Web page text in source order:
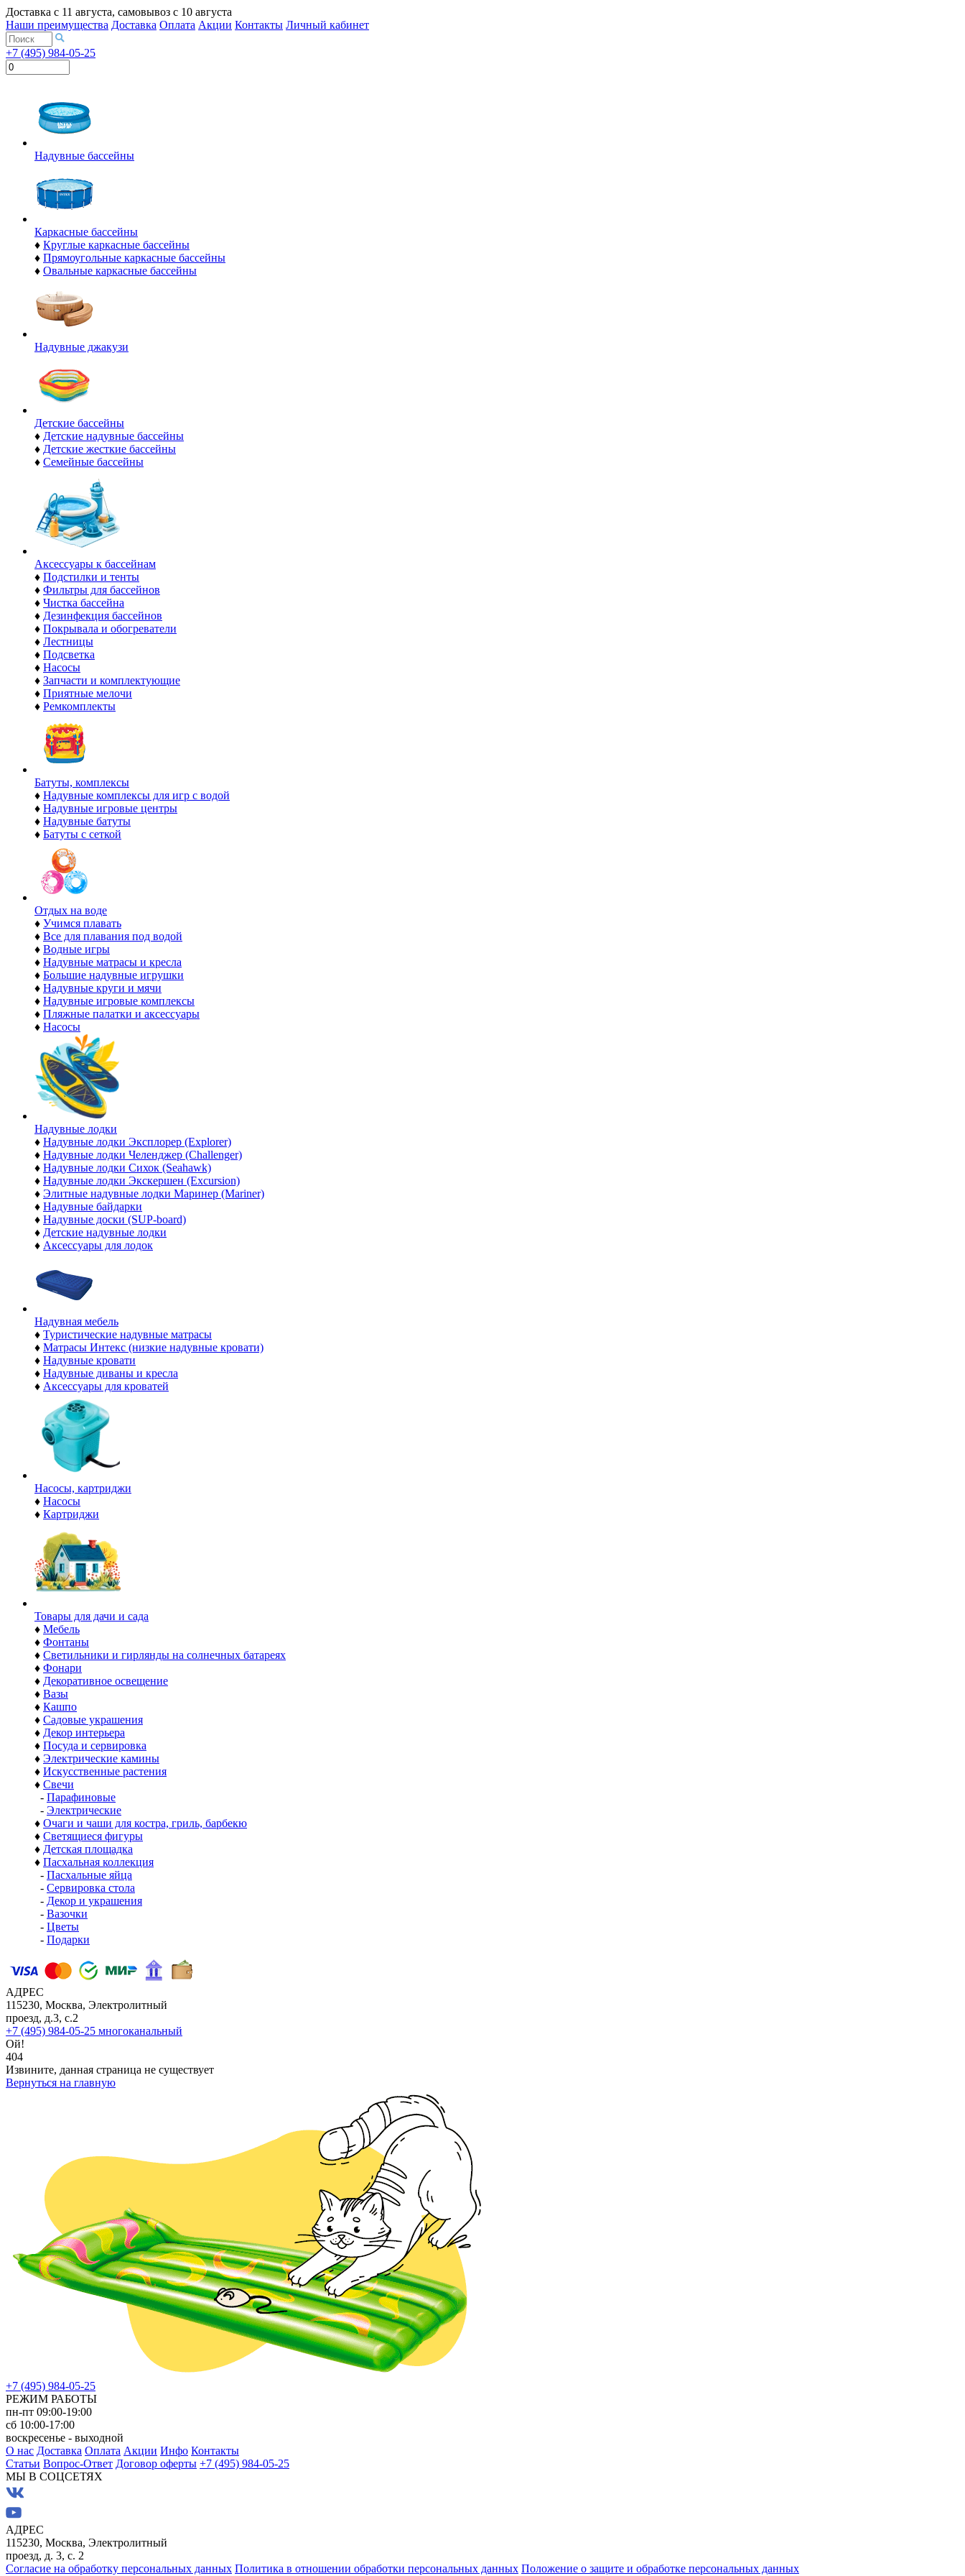
Доставка с 11 августа, самовывоз с 10 августа
Наши преимущества Доставка Оплата Акции Контакты Личный кабинет
+7 (495) 984-05-25
Надувные бассейны
Каркасные бассейны
♦ Круглые каркасные бассейны
♦ Прямоугольные каркасные бассейны
♦ Овальные каркасные бассейны
Надувные джакузи
Детские бассейны
♦ Детские надувные бассейны
♦ Детские жесткие бассейны
♦ Семейные бассейны
Аксессуары к бассейнам
♦ Подстилки и тенты
♦ Фильтры для бассейнов
♦ Чистка бассейна
♦ Дезинфекция бассейнов
♦ Покрывала и обогреватели
♦ Лестницы
♦ Подсветка
♦ Насосы
♦ Запчасти и комплектующие
♦ Приятные мелочи
♦ Ремкомплекты
Батуты, комплексы
♦ Надувные комплексы для игр с водой
♦ Надувные игровые центры
♦ Надувные батуты
♦ Батуты с сеткой
Отдых на воде
♦ Учимся плавать
♦ Все для плавания под водой
♦ Водные игры
♦ Надувные матрасы и кресла
♦ Большие надувные игрушки
♦ Надувные круги и мячи
♦ Надувные игровые комплексы
♦ Пляжные палатки и аксессуары
♦ Насосы
Надувные лодки
♦ Надувные лодки Эксплорер (Explorer)
♦ Надувные лодки Челенджер (Challenger)
♦ Надувные лодки Сихок (Seahawk)
♦ Надувные лодки Экскершен (Excursion)
♦ Элитные надувные лодки Маринер (Mariner)
♦ Надувные байдарки
♦ Надувные доски (SUP-board)
♦ Детские надувные лодки
♦ Аксессуары для лодок
Надувная мебель
♦ Туристические надувные матрасы
♦ Матрасы Интекс (низкие надувные кровати)
♦ Надувные кровати
♦ Надувные диваны и кресла
♦ Аксессуары для кроватей
Насосы, картриджи
♦ Насосы
♦ Картриджи
Товары для дачи и сада
♦ Мебель
♦ Фонтаны
♦ Светильники и гирлянды на солнечных батареях
♦ Фонари
♦ Декоративное освещение
♦ Вазы
♦ Кашпо
♦ Садовые украшения
♦ Декор интерьера
♦ Посуда и сервировка
♦ Электрические камины
♦ Искусственные растения
♦ Свечи
- Парафиновые
- Электрические
♦ Очаги и чаши для костра, гриль, барбекю
♦ Светящиеся фигуры
♦ Детская площадка
♦ Пасхальная коллекция
- Пасхальные яйца
- Сервировка стола
- Декор и украшения
- Вазочки
- Цветы
- Подарки
АДРЕС
115230, Москва, Электролитный
проезд, д.3, с.2
+7 (495) 984-05-25 многоканальный
Ой!
404
Извините, данная страница не существует
Вернуться на главную
+7 (495) 984-05-25
РЕЖИМ РАБОТЫ
пн-пт 09:00-19:00
сб 10:00-17:00
воскресенье - выходной
О нас Доставка Оплата Акции Инфо Контакты
Статьи Вопрос-Ответ Договор оферты +7 (495) 984-05-25
МЫ В СОЦСЕТЯХ
АДРЕС
115230, Москва, Электролитный
проезд, д. 3, с. 2
Согласие на обработку персональных данных Политика в отношении обработки персональных данных Положение о защите и обработке персональных данных